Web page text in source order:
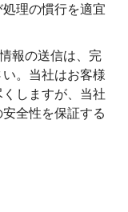
理の慣行を適宜
報の送信は、完
。当社はお客様
しますが、当社
全性を保証する